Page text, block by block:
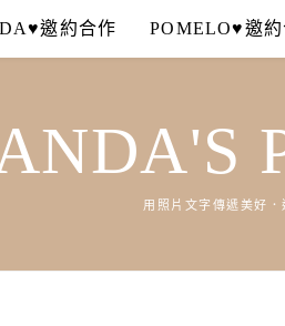
邀約合作 POMELO♥邀約
用照片文字傳遞美好